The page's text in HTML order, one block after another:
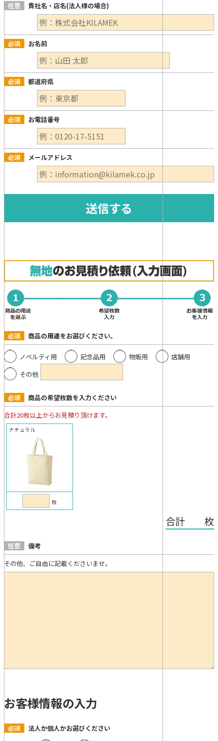
任意 貴社名・店名(法人様の場合)
必須 お名前
必須 都道府県
必須 お電話番号
必須 メールアドレス
必須 商品の用途をお選びください。
ノベルティ用 記念品用 物販用
店舗用
その他
必須
商品の希望枚数を入力ください
合計20枚以上からお見積り頂けます。
ナチュラル
枚
合計 枚
任意
備考
その他、ご自由に記載くださいませ。
お客様情報の入力
必須
法人か個人かお選びください